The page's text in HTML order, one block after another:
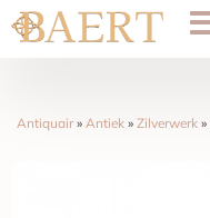
Antiquair» Antiek » Zilverwerk »